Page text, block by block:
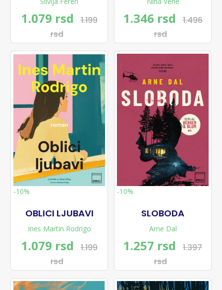
1.079 rsd
1.199
rsd
1.346 rsd
1.496
rsd
-10%
OBLICI LJUBAVI
Ines Martin Rodrigo
1.079 rsd
1.199
rsd
-10%
SLOBODA
Arne Dal
1.257 rsd
1.397
rsd